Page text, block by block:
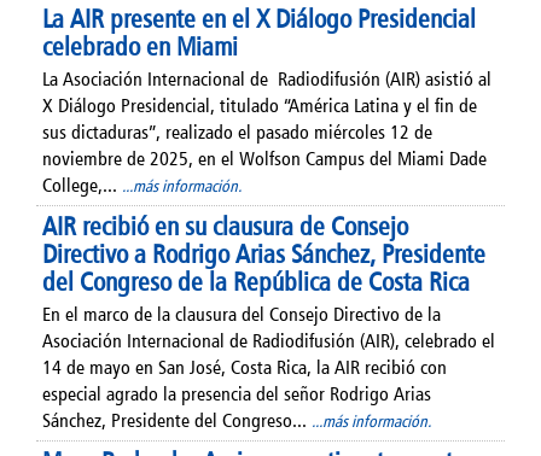
La AIR presente en el X Diálogo Presidencial
celebrado en Miami
La Asociación Internacional de Radiodifusión (AIR) asistió al
X Diálogo Presidencial, titulado “América Latina y el fin de
sus dictaduras”, realizado el pasado miércoles 12 de
noviembre de 2025, en el Wolfson Campus del Miami Dade
College,... ...más información.
AIR recibió en su clausura de Consejo
Directivo a Rodrigo Arias Sánchez, Presidente
del Congreso de la República de Costa Rica
En el marco de la clausura del Consejo Directivo de la
Asociación Internacional de Radiodifusión (AIR), celebrado el
14 de mayo en San José, Costa Rica, la AIR recibió con
especial agrado la presencia del señor Rodrigo Arias
Sánchez, Presidente del Congreso... ...más información.